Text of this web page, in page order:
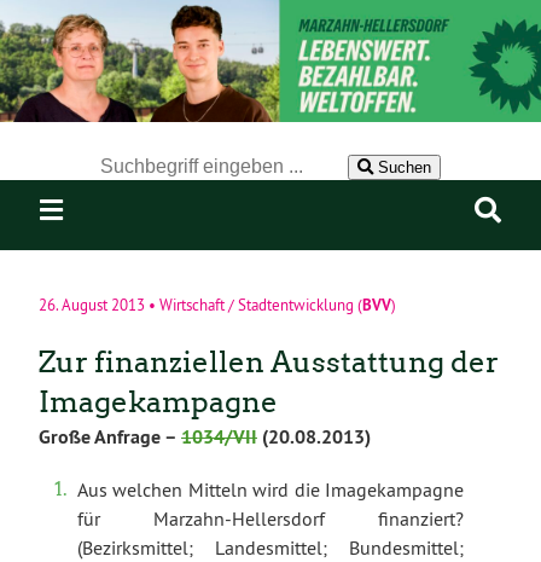
Suchen
26. August 2013 • Wirtschaft / Stadtentwicklung (BVV)
Zur finanziellen Ausstattung der
Imagekampagne
Große Anfrage – 1034/VII (20.08.2013)
Aus welchen Mitteln wird die Imagekampagne
für Marzahn-Hellersdorf finanziert?
(Bezirksmittel; Landesmittel; Bundesmittel;